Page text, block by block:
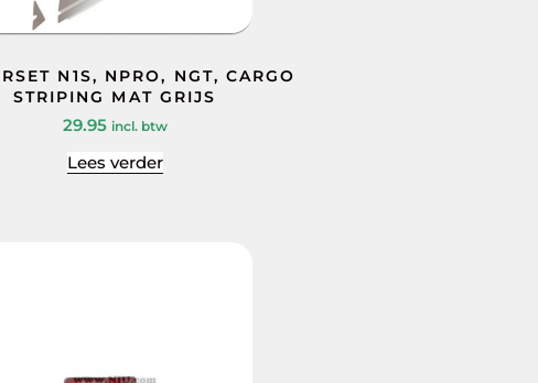
N1S, NPRO, NGT, CARGO
STRIPING MAT GRIJS
29.95 incl. btw
Lees verder